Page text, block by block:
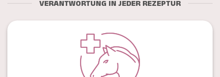
VERANTWORTUNG IN JEDER REZEPTUR